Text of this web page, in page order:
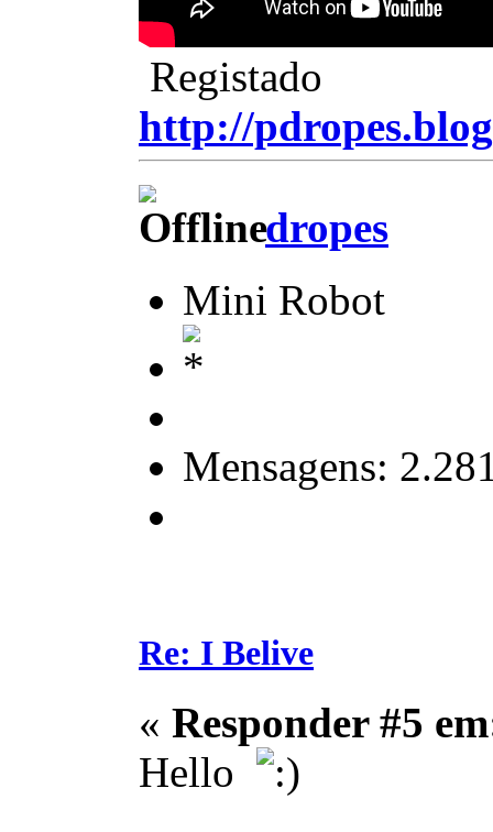
Registado
http://
dropes
Mini Robot
Mensagens:
Re: I Belive
« Responder #5
Hello